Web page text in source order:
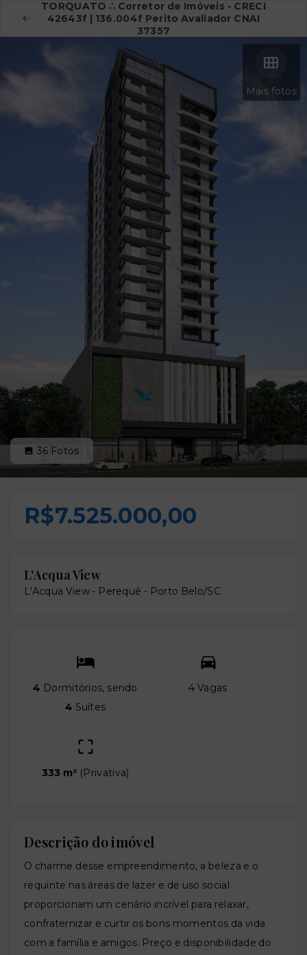
TORQUATO ∴ Corretor de Imóveis - CRECI
42643f | 136.004f Perito Avaliador CNAI
37357
Mais fotos
36 Fotos
R$7.525.000,00
L'Acqua View
L'Acqua View - Perequê - Porto Belo/SC
4 Dormitórios, sendo
4 Suítes
4 Vagas
333 m² ( Privativa)
Descrição do imóvel
O charme desse empreendimento, a beleza e o
requinte nas áreas de lazer e de uso social
proporcionam um cenário incrível para relaxar,
confraternizar e curtir os bons momentos da vida
com a família e amigos. Preço e disponibilidade do